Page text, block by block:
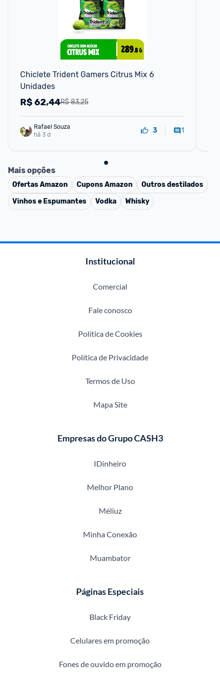
Chiclete Trident Gamers Citrus Mix 6
Unidades
R$ 83,25
R$62,44
Rafael Souza
há 3 d
3 1
Mais opções
OfertasAmazon CuponsAmazon
Outros destilados
Vinhos e Espumantes
Vodka Whisky
Institucional
Comercial
Fale conosco
Política de Cookies
Política de Privacidade
Termos de Uso
Mapa Site
Empresas do Grupo CASH3
IDinheiro
Melhor Plano
Méliuz
Minha Conexão
Muambator
Páginas Especiais
Black Friday
Celulares em promoção
Fones de ouvido em promoção